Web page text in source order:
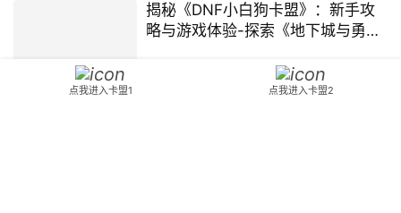
揭秘《DNF小白狗卡盟》：新手攻
略与游戏体验-探索《地下城与勇
点我进入卡盟1 点我进入卡盟2